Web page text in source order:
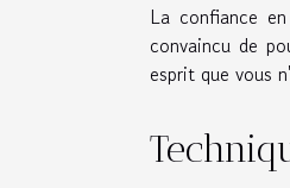
La confiance
convaincu de
esprit que vous